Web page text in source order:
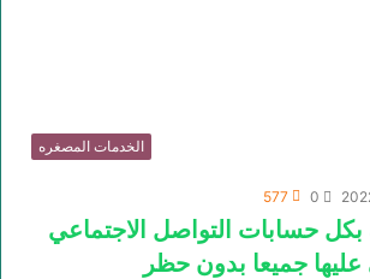
الخدمات المصغره
0
577
حسابات التواصل الاجتماعي
عليها جميعا بدون حظر